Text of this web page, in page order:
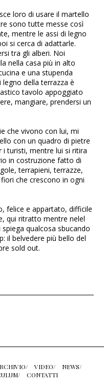
loro di usare il martello
sono tutte messe così
mentre le assi di legno
si cerca di adattarle.
tra gli alberi. Noi
nella casa più in alto
e una stupenda
della terrazza è
tavolo appoggiato
mangiare, prendersi un
che vivono con lui, mi
con un quadro di pietre
turisti, mentre lui si ritira
in costruzione fatto di
terrapieni, terrazze,
che crescono in ogni
felice e appartato, difficile
qui ritratto mentre nelel
qualcosa sbucando
il belvedere più bello del
sold out.
VIDEO/
NEWS/
CONTATTI